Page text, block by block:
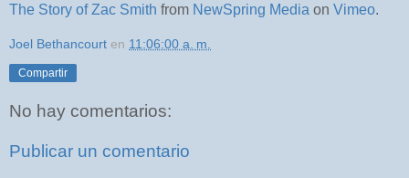
The Story of Zac Smith from NewSpring Media on Vimeo.
Joel Bethancourt en 11:06:00 a. m.
Compartir
No hay comentarios:
Publicar un comentario